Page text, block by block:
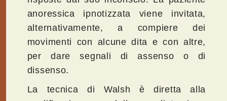
anoressica ipnotizzata viene invitata,
alternativamente, a compiere dei
movimenti con alcune dita e con altre,
per dare segnali di assenso o di
dissenso.
La tecnica di Walsh è diretta alla